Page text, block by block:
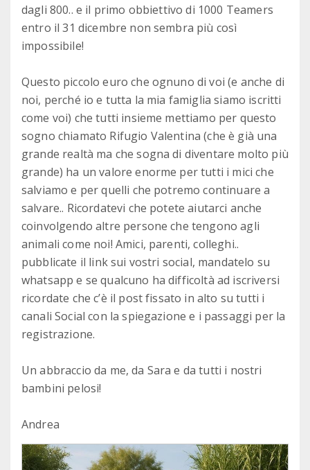
dagli 800.. e il primo obbiettivo di 1000 Teamers
entro il 31 dicembre non sembra più così
impossibile!
Questo piccolo euro che ognuno di voi (e anche di
noi, perché io e tutta la mia famiglia siamo iscritti
come voi) che tutti insieme mettiamo per questo
sogno chiamato Rifugio Valentina (che è già una
grande realtà ma che sogna di diventare molto più
grande) ha un valore enorme per tutti i mici che
salviamo e per quelli che potremo continuare a
salvare.. Ricordatevi che potete aiutarci anche
coinvolgendo altre persone che tengono agli
animali come noi! Amici, parenti, colleghi..
pubblicate il link sui vostri social, mandatelo su
whatsapp e se qualcuno ha difficoltà ad iscriversi
ricordate che c’è il post fissato in alto su tutti i
canali Social con la spiegazione e i passaggi per la
registrazione.
Un abbraccio da me, da Sara e da tutti i nostri
bambini pelosi!
Andrea